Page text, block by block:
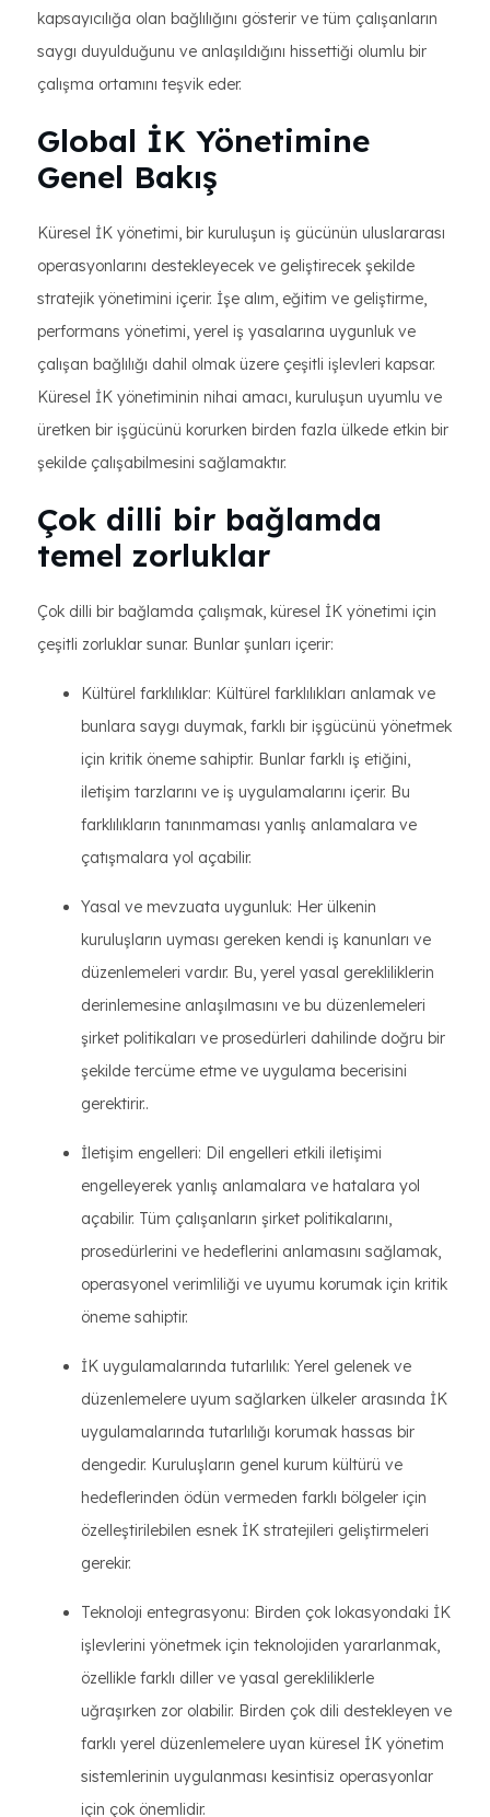
kapsayıcılığa olan bağlılığını gösterir ve tüm çalışanların
saygı duyulduğunu ve anlaşıldığını hissettiği olumlu bir
çalışma ortamını teşvik eder.
Global İK Yönetimine
Genel Bakış
Küresel İK yönetimi, bir kuruluşun iş gücünün uluslararası
operasyonlarını destekleyecek ve geliştirecek şekilde
stratejik yönetimini içerir. İşe alım, eğitim ve geliştirme,
performans yönetimi, yerel iş yasalarına uygunluk ve
çalışan bağlılığı dahil olmak üzere çeşitli işlevleri kapsar.
Küresel İK yönetiminin nihai amacı, kuruluşun uyumlu ve
üretken bir işgücünü korurken birden fazla ülkede etkin bir
şekilde çalışabilmesini sağlamaktır.
Çok dilli bir bağlamda
temel zorluklar
Çok dilli bir bağlamda çalışmak, küresel İK yönetimi için
çeşitli zorluklar sunar. Bunlar şunları içerir:
Kültürel farklılıklar: Kültürel farklılıkları anlamak ve
bunlara saygı duymak, farklı bir işgücünü yönetmek
için kritik öneme sahiptir. Bunlar farklı iş etiğini,
iletişim tarzlarını ve iş uygulamalarını içerir. Bu
farklılıkların tanınmaması yanlış anlamalara ve
çatışmalara yol açabilir.
Yasal ve mevzuata uygunluk: Her ülkenin
kuruluşların uyması gereken kendi iş kanunları ve
düzenlemeleri vardır. Bu, yerel yasal gerekliliklerin
derinlemesine anlaşılmasını ve bu düzenlemeleri
şirket politikaları ve prosedürleri dahilinde doğru bir
şekilde tercüme etme ve uygulama becerisini
gerektirir..
İletişim engelleri: Dil engelleri etkili iletişimi
engelleyerek yanlış anlamalara ve hatalara yol
açabilir. Tüm çalışanların şirket politikalarını,
prosedürlerini ve hedeflerini anlamasını sağlamak,
operasyonel verimliliği ve uyumu korumak için kritik
öneme sahiptir.
İK uygulamalarında tutarlılık: Yerel gelenek ve
düzenlemelere uyum sağlarken ülkeler arasında İK
uygulamalarında tutarlılığı korumak hassas bir
dengedir. Kuruluşların genel kurum kültürü ve
hedeflerinden ödün vermeden farklı bölgeler için
özelleştirilebilen esnek İK stratejileri geliştirmeleri
gerekir.
Teknoloji entegrasyonu: Birden çok lokasyondaki İK
işlevlerini yönetmek için teknolojiden yararlanmak,
özellikle farklı diller ve yasal gerekliliklerle
uğraşırken zor olabilir. Birden çok dili destekleyen ve
farklı yerel düzenlemelere uyan küresel İK yönetim
sistemlerinin uygulanması kesintisiz operasyonlar
için çok önemlidir.